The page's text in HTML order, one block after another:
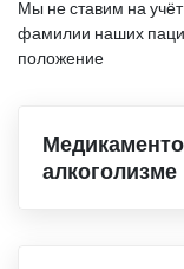
Мы не ставим на
фамилии наших
положение
алкоголизме